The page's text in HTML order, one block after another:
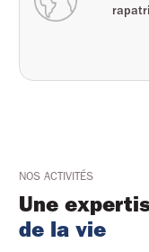
NOS ACTIVITÉS
Une
de la vie